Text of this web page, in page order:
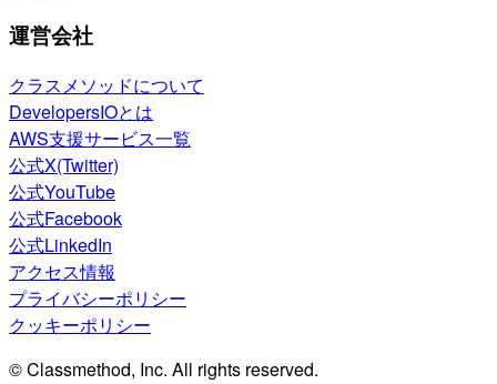
運営会社
クラスメソッドについて
DevelopersIOとは
AWS支援サービス一覧
公式X(Twitter)
公式YouTube
公式Facebook
公式LinkedIn
アクセス情報
プライバシーポリシー
クッキーポリシー
© Classmethod, Inc. All rights reserved.